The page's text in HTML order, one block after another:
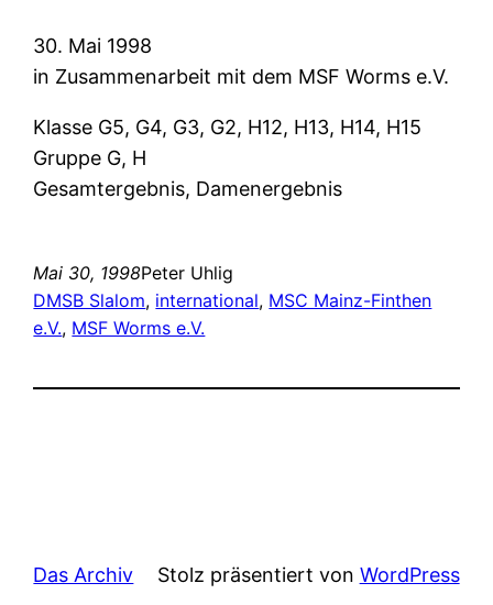
30. Mai 1998
in Zusammenarbeit mit dem MSF Worms e.V.
Klasse G5, G4, G3, G2, H12, H13, H14, H15
Gruppe G, H
Gesamtergebnis, Damenergebnis
Mai 30, 1998Peter Uhlig
DMSB Slalom, international, MSC Mainz-Finthen
e.V., MSF Worms e.V.
Das Archiv Stolz präsentiert von WordPress